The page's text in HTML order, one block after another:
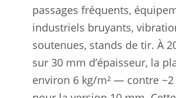
passages fréquents,
industriels bruyants,
soutenues, stands de tir. À
sur 30 mm d’épaisseur, la
environ 6 kg/m² — contre ~2